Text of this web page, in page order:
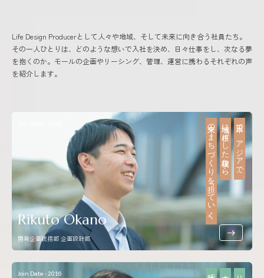
Life Design Producerとして人々や地域、そして未来に向き合う社員たち。
その一人ひとりは、どのような想いで入社を決め、日々仕事をし、次なる夢
を抱くのか。モールの企画やリーシング、管理、運営に携わるそれぞれの声
を紹介します。
日本で、アジアで、
地域に根ざした視線から、
未来のまちづくりを担っていく。
Rikuto Okano
開発企画統括部 企画設計部
Join Date - 2016